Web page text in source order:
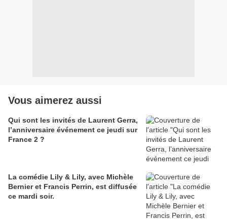
Vous aimerez aussi
Qui sont les invités de Laurent Gerra,
l’anniversaire événement ce jeudi sur
France 2 ?
La comédie Lily & Lily, avec Michèle
Bernier et Francis Perrin, est diffusée
ce mardi soir.